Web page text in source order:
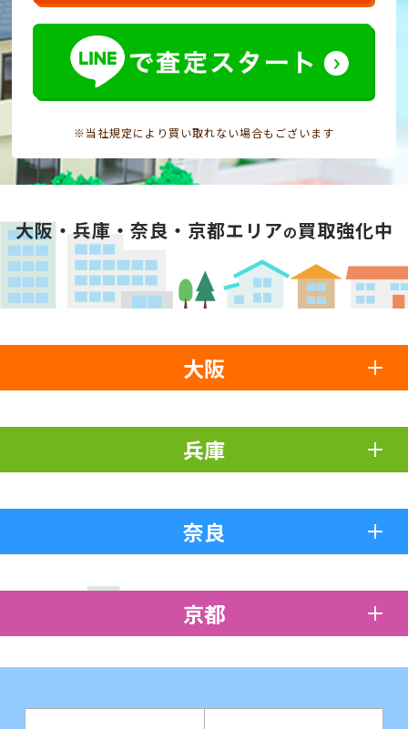
※当社規定により買い取れない場合もございます
大阪・兵庫・奈良・京都エリアの買取強化中
大阪
兵庫
奈良
京都